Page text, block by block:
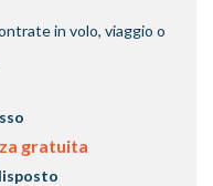
in volo, viaggio o
gratuita